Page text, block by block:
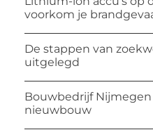
voorkom je
De stappen van
uitgelegd
Bouwbedrijf
nieuwbouw